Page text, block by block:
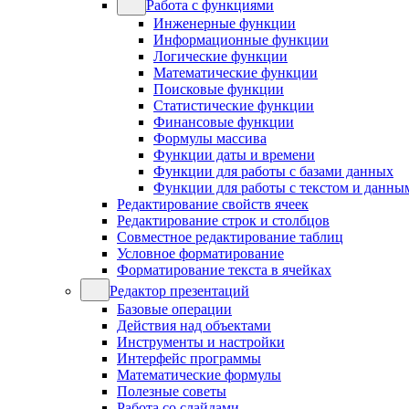
Работа с функциями
Инженерные функции
Информационные функции
Логические функции
Математические функции
Поисковые функции
Статистические функции
Финансовые функции
Формулы массива
Функции даты и времени
Функции для работы с базами данных
Функции для работы с текстом и
Редактирование свойств ячеек
Редактирование строк и столбцов
Совместное редактирование таблиц
Условное форматирование
Форматирование текста в ячейках
Редактор презентаций
Базовые операции
Действия над объектами
Инструменты и настройки
Интерфейс программы
Математические формулы
Полезные советы